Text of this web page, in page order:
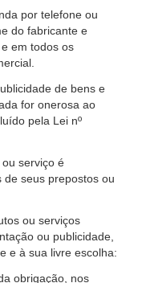
por telefone ou
do fabricante e
em todos os
de bens e
for onerosa ao
pela Lei nº
serviço é
seus prepostos ou
ou serviços
ou publicidade,
e à sua livre escolha:
obrigação, nos